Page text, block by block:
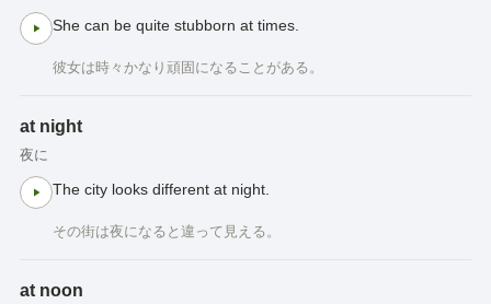
She can be quite stubborn at times.
彼女は時々かなり頑固になることがある。
at night
夜に
The city looks different at night.
その街は夜になると違って見える。
at noon